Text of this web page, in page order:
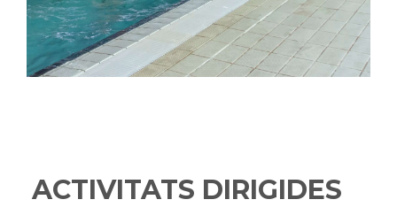
ACTIVITATS DIRIGIDES